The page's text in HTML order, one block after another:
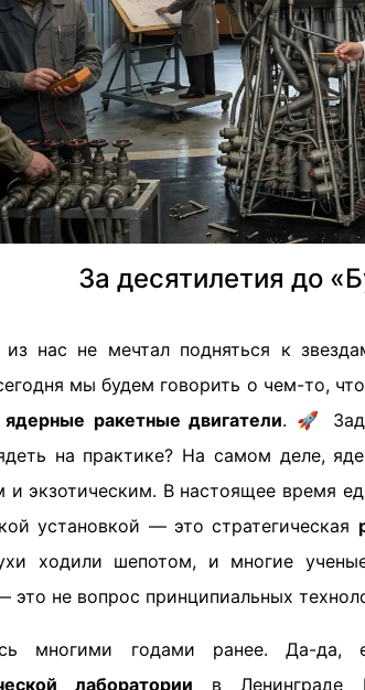
За десятилетия до
из нас не мечтал подняться к
мы будем говорить о чем-то,
ядерные ракетные двигатели. 🚀
на практике? На самом деле,
и экзотическим. В настоящее время
установкой — это стратегическая
ходили шепотом, и многие
это не вопрос принципиальных
многими годами ранее. Да-
лаборатории в Ленинграде